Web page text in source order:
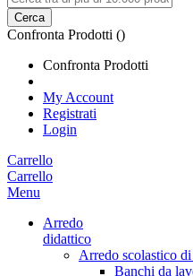
Cerca
Confronta Prodotti ()
Confronta Prodotti
My Account
Registrati
Login
Carrello
Carrello
Menu
Arredo
didattico
Arredo scolastico di
Banchi da